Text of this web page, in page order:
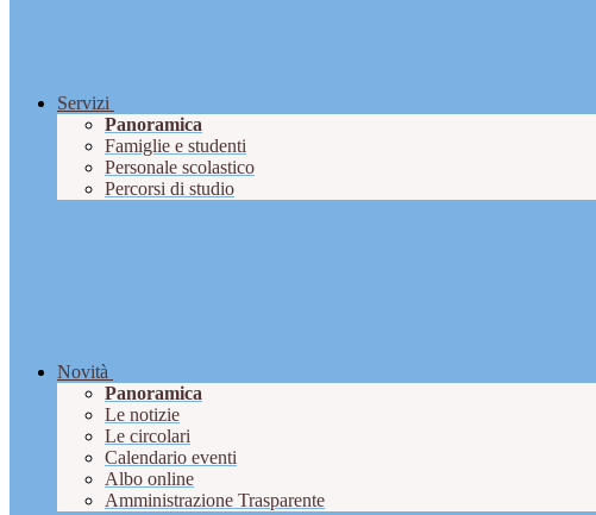
Servizi
Panoramica
Famiglie e studenti
Personale scolastico
Percorsi di studio
Novità
Panoramica
Le notizie
Le circolari
Calendario eventi
Albo online
Amministrazione Trasparente